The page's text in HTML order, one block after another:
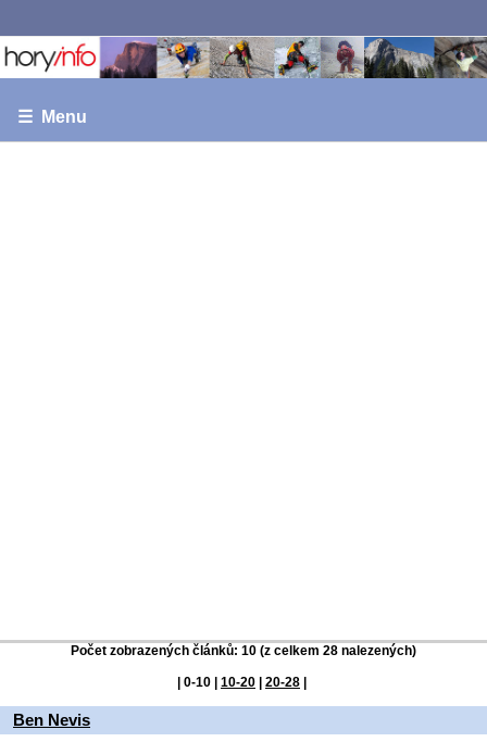
☰ Menu
Počet zobrazených článků: 10 (z celkem 28 nalezených)
| 0-10 | 10-20 | 20-28 |
Ben Nevis